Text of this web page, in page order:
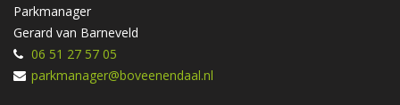
Parkmanager
Gerard van Barneveld
06 51 27 57 05
parkmanager@boveenendaal.nl